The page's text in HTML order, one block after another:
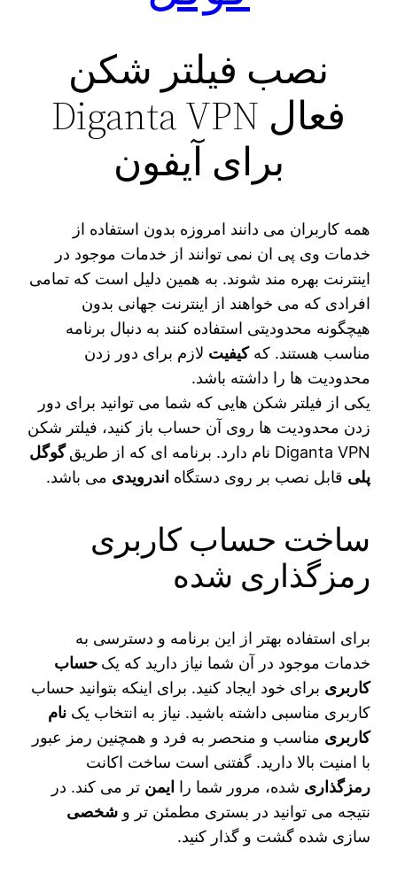
نصب فیلتر شکن
فعال Diganta VPN
برای آیفون
همه کاربران می دانند امروزه بدون استفاده از
خدمات وی پی ان نمی توانند از خدمات موجود در
اینترنت بهره مند شوند. به همین دلیل است که تمامی
افرادی که می خواهند از اینترنت جهانی بدون
هیچگونه محدودیتی استفاده کنند به دنبال برنامه
مناسب هستند. کهکیفیت لازم برای دور زدن
محدودیت‌ ها را داشته باشد.
یکی از فیلتر شکن‌ هایی که شما می‌ توانید برای دور
زدن محدودیت‌ ها روی آن حساب باز کنید، فیلتر شکن
Diganta VPN نام دارد. برنامه ای که از طریق
گوگل
پلی قابل نصب بر روی دستگاه اندرویدی می باشد.
ساخت حساب کاربری
رمزگذاری شده
برای استفاده بهتر از این برنامه و دسترسی به
خدمات موجود در آن شما نیاز دارید که یک حساب
کاربری برای خود ایجاد کنید. برای اینکه بتوانید حساب
کاربری مناسبی داشته باشید. نیاز به انتخاب یکنام
کاربری مناسب و منحصر به فرد و همچنین رمز عبور
با امنیت بالا دارید. گفتنی است ساخت اکانت
رمزگذاری شده، مرور شما را ایمن‌ تر می‌ کند. در
نتیجه می‌ توانید در بستری مطمئن تر وشخصی
سازی شده گشت و گذار کنید.